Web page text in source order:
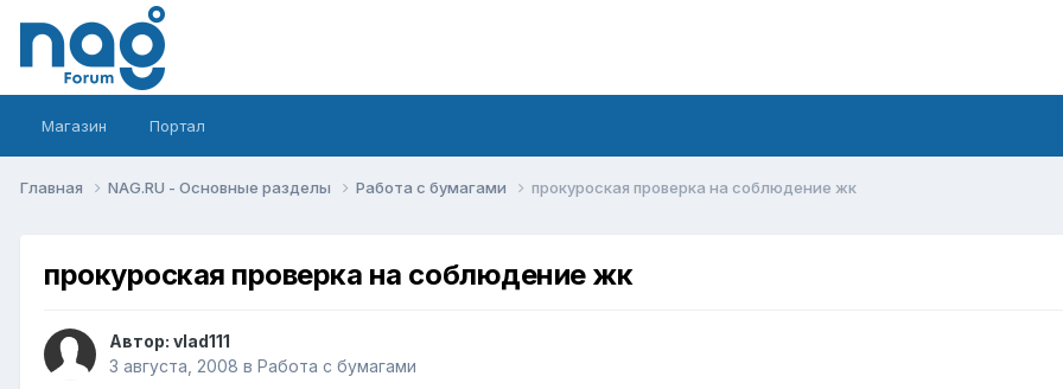
Магазин Портал
Главная NAG.RU - Основные разделы Работа с бумагами прокуроская проверка на соблюдение жк
прокуроская проверка на соблюдение жк
Автор: vlad111
3 августа, 2008 в Работа с бумагами